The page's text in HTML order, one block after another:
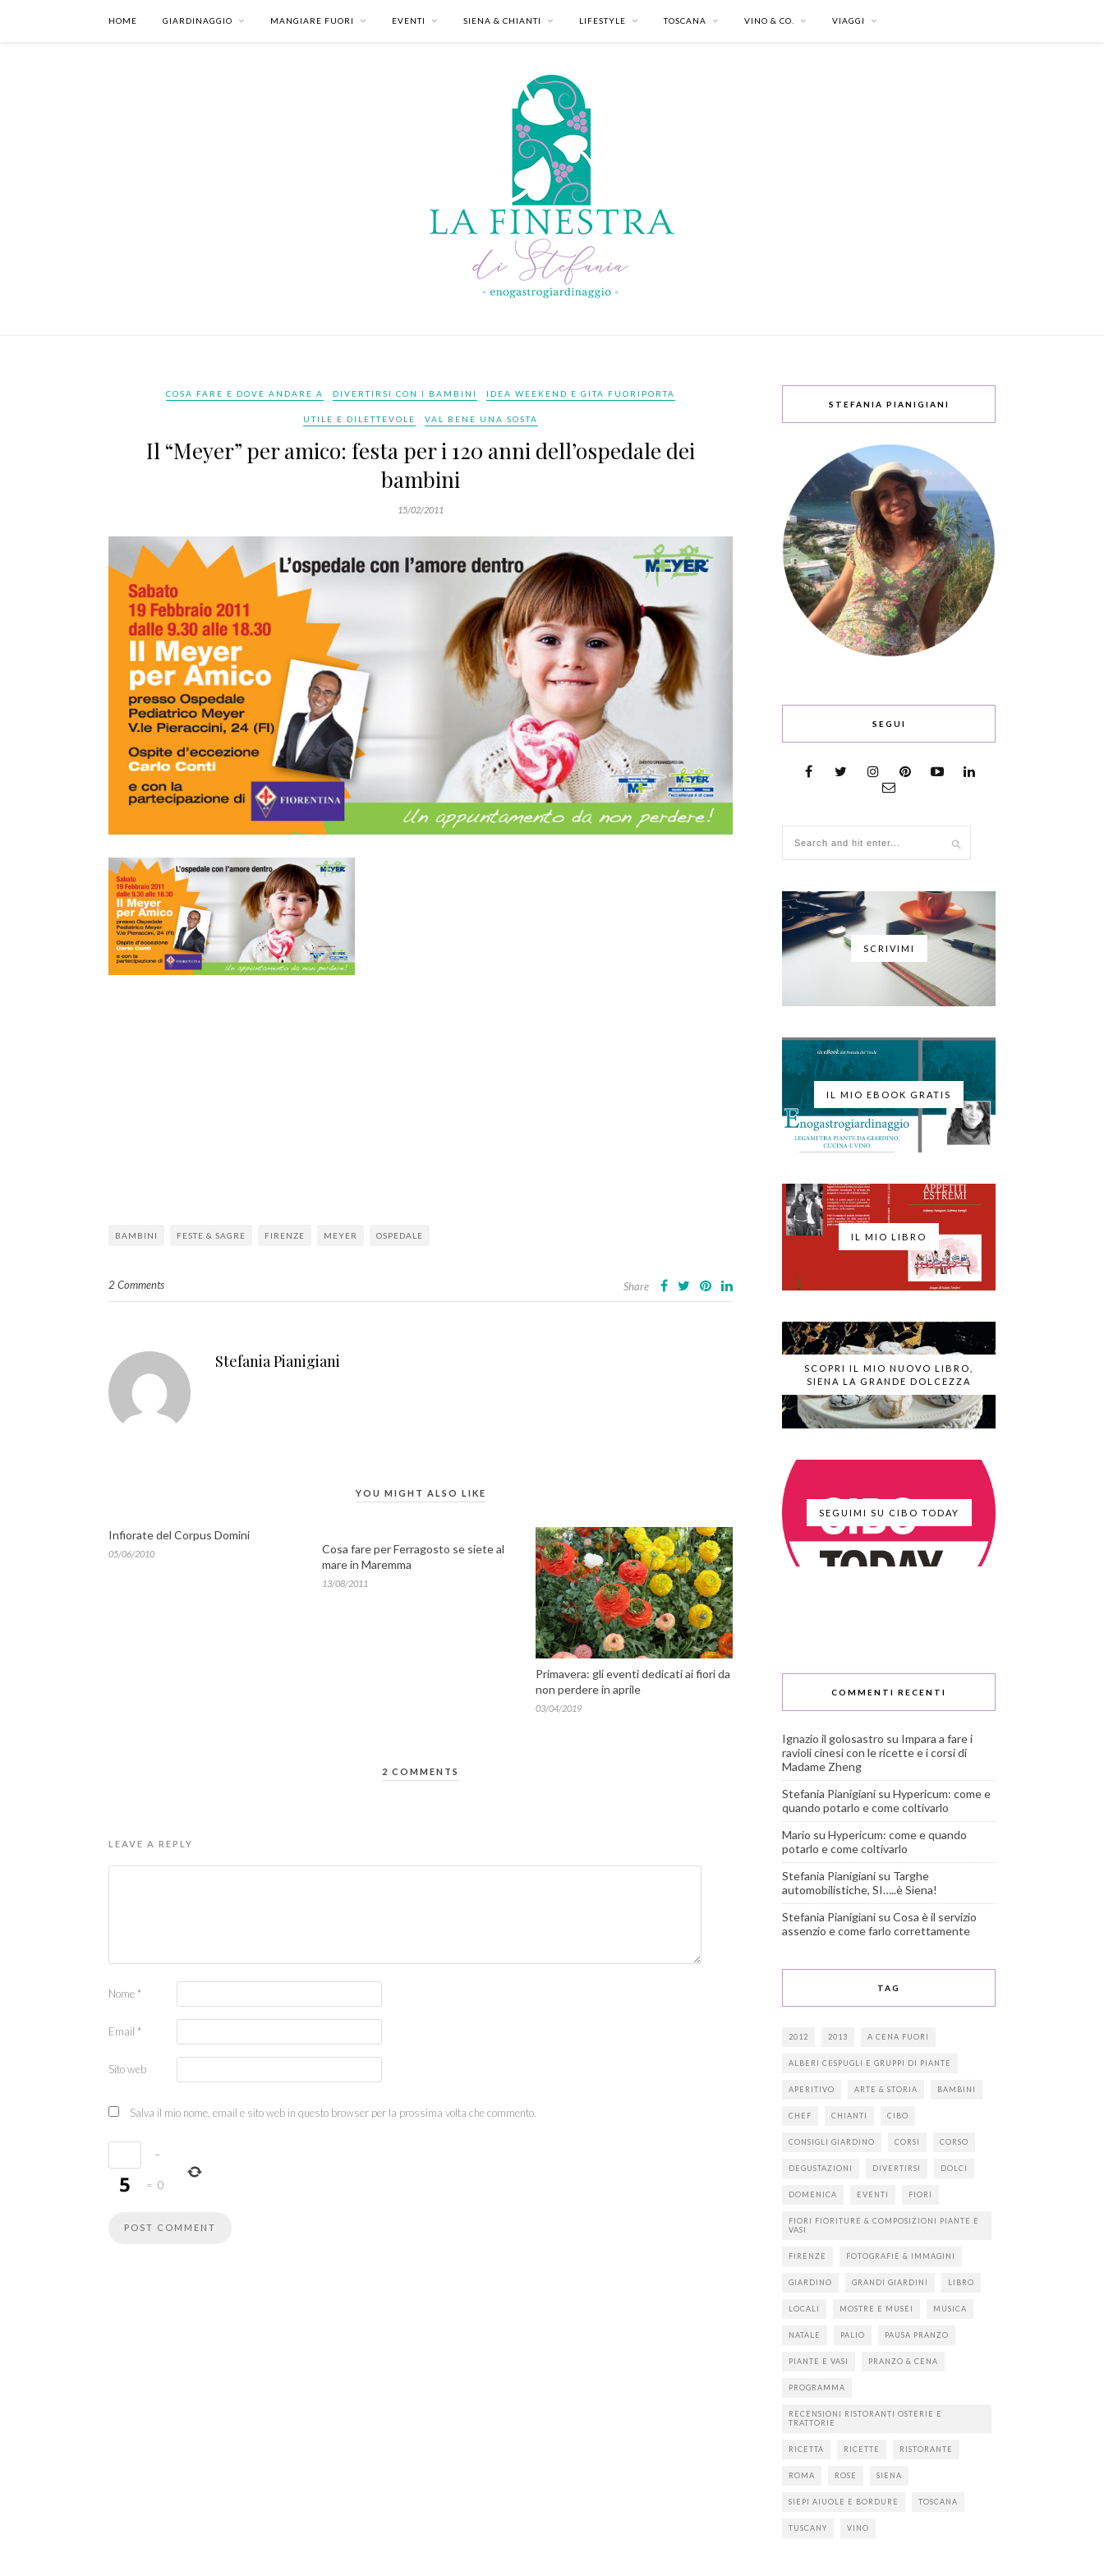
HOME GIARDINAGGIO MANGIARE FUORI EVENTI SIENA & CHIANTI LIFESTYLE TOSCANA VINO & CO. VIAGGI
COSA FARE E DOVE ANDARE A DIVERTIRSI CON I BAMBINI IDEA WEEKEND E GITA FUORIPORTA
UTILE E DILETTEVOLE VAL BENE UNA SOSTA
Il “Meyer” per amico: festa per i 120 anni dell’ospedale dei
bambini
15/02/2011
BAMBINI FESTE & SAGRE FIRENZE MEYER OSPEDALE
2 Comments Share
Stefania Pianigiani
YOU MIGHT ALSO LIKE
Infiorate del Corpus Domini
05/06/2010
Cosa fare per Ferragosto se siete al
mare in Maremma
13/08/2011
Primavera: gli eventi dedicati ai fiori da
non perdere in aprile
03/04/2019
2 COMMENTS
LEAVE A REPLY
Nome *
Email *
Sito web
Salva il mio nome, email e sito web in questo browser per la prossima volta che commento.
−
= 0
STEFANIA PIANIGIANI
SEGUI
SCRIVIMI
IL MIO EBOOK GRATIS
IL MIO LIBRO
SCOPRI IL MIO NUOVO LIBRO,
SIENA LA GRANDE DOLCEZZA
SEGUIMI SU CIBO TODAY
COMMENTI RECENTI
Ignazio il golosastro su Impara a fare i
ravioli cinesi con le ricette e i corsi di
Madame Zheng
Stefania Pianigiani su Hypericum: come e
quando potarlo e come coltivarlo
Mario su Hypericum: come e quando
potarlo e come coltivarlo
Stefania Pianigiani su Targhe
automobilistiche, SI…..è Siena!
Stefania Pianigiani su Cosa è il servizio
assenzio e come farlo correttamente
TAG
2012 2013 A CENA FUORI
ALBERI CESPUGLI E GRUPPI DI PIANTE
APERITIVO ARTE & STORIA BAMBINI
CHEF CHIANTI CIBO
CONSIGLI GIARDINO CORSI CORSO
DEGUSTAZIONI DIVERTIRSI DOLCI
DOMENICA EVENTI FIORI
FIORI FIORITURE & COMPOSIZIONI PIANTE E
VASI
FIRENZE FOTOGRAFIE & IMMAGINI
GIARDINO GRANDI GIARDINI LIBRO
LOCALI MOSTRE E MUSEI MUSICA
NATALE PALIO PAUSA PRANZO
PIANTE E VASI PRANZO & CENA
PROGRAMMA
RECENSIONI RISTORANTI OSTERIE E
TRATTORIE
RICETTA RICETTE RISTORANTE
ROMA ROSE SIENA
SIEPI AIUOLE E BORDURE TOSCANA
TUSCANY VINO